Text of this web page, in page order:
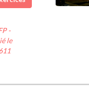
-
le